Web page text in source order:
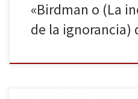
«Birdman o (La
de la